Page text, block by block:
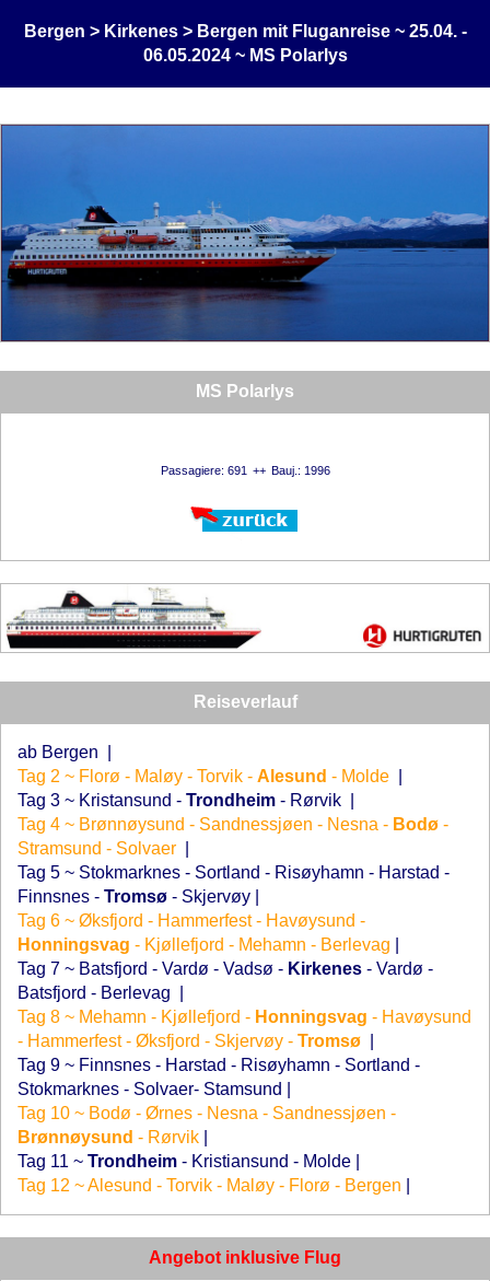
Bergen > Kirkenes > Bergen mit Fluganreise ~ 25.04. -
06.05.2024 ~ MS Polarlys
MS Polarlys
Passagiere: 691 Bauj.: 1996
Reiseverlauf
ab Bergen
Tag 2 ~ Florø - Maløy - Torvik - Alesund - Molde
Tag 3 ~ Kristansund - Trondheim - Rørvik
Tag 4 ~ Brønnøysund - Sandnessjøen - Nesna - Bodø -
Stramsund - Solvaer
Tag 5 ~ Stokmarknes - Sortland - Risøyhamn - Harstad -
Finnsnes - Tromsø - Skjervøy
Tag 6 ~ Øksfjord - Hammerfest - Havøysund -
Honningsvag - Kjøllefjord - Mehamn - Berlevag
Tag 7 ~ Batsfjord - Vardø - Vadsø - Kirkenes - Vardø -
Batsfjord - Berlevag
Tag 8 ~ Mehamn - Kjøllefjord - Honningsvag - Havøysund
- Hammerfest - Øksfjord - Skjervøy - Tromsø
Tag 9 ~ Finnsnes - Harstad - Risøyhamn - Sortland -
Stokmarknes - Solvaer- Stamsund
Tag 10 ~ Bodø - Ørnes - Nesna - Sandnessjøen -
Brønnøysund - Rørvik
Tag 11 ~ Trondheim - Kristiansund - Molde
Tag 12 ~ Alesund - Torvik - Maløy - Florø - Bergen
Angebot inklusive Flug